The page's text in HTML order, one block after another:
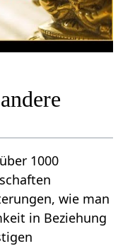
1000
wie man
in Beziehung